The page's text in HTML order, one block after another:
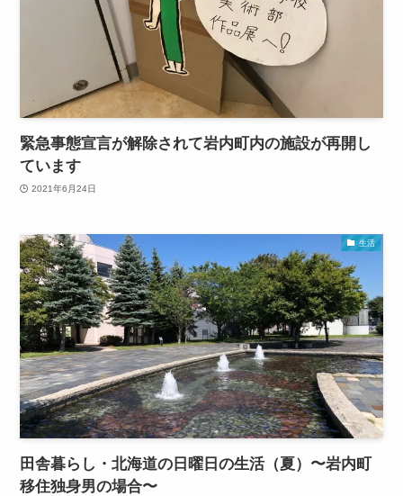
緊急事態宣言が解除されて岩内町内の施設が再開し
ています
2021年6月24日
生活
田舎暮らし・北海道の日曜日の生活（夏）〜岩内町
移住独身男の場合〜